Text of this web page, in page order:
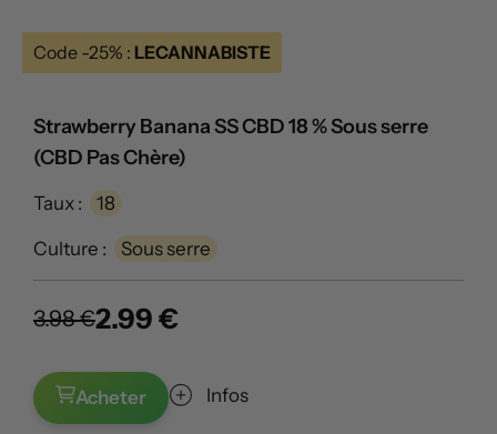
Code -25% : LECANNABISTE
Strawberry Banana SS CBD 18 % Sous serre
(CBD Pas Chère)
Taux : 18
Culture : Sous serre
3.98 €2.99 €
Acheter Infos